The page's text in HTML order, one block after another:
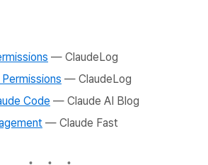
— ClaudeLog
— ClaudeLog
Code — Claude AI Blog
— Claude Fast